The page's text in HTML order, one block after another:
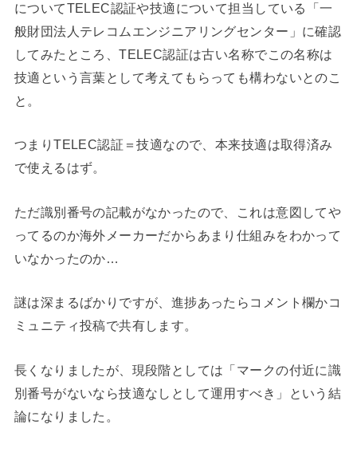
についてTELEC認証や技適について担当している「一
般財団法人テレコムエンジニアリングセンター」に確認
してみたところ、TELEC認証は古い名称でこの名称は
技適という言葉として考えてもらっても構わないとのこ
と。
つまりTELEC認証＝技適なので、本来技適は取得済み
で使えるはず。
ただ識別番号の記載がなかったので、これは意図してや
ってるのか海外メーカーだからあまり仕組みをわかって
いなかったのか…
謎は深まるばかりですが、進捗あったらコメント欄かコ
ミュニティ投稿で共有します。
長くなりましたが、現段階としては「マークの付近に識
別番号がないなら技適なしとして運用すべき」という結
論になりました。